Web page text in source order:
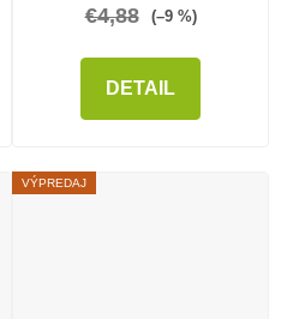
€4,88 (–9 %)
DETAIL
VÝPREDAJ